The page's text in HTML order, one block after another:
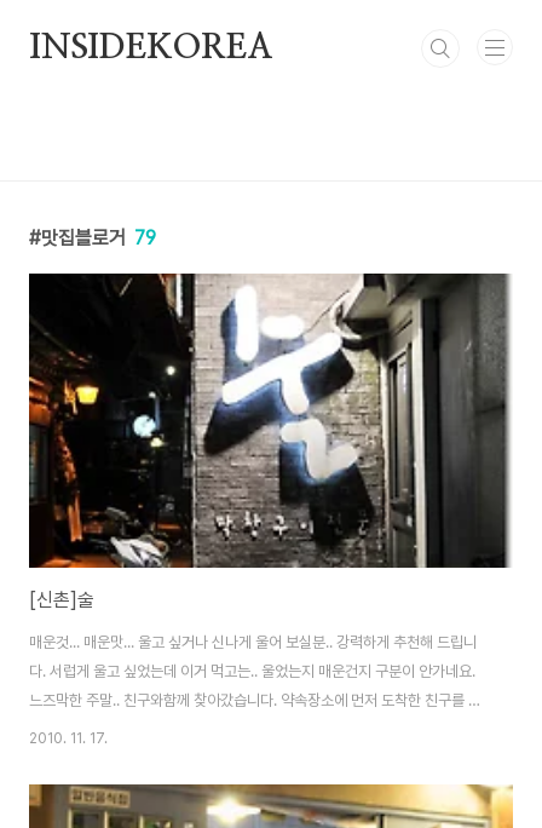
INSIDEKOREA
맛집블로거 79
[신촌]술
매운것... 매운맛... 울고 싶거나 신나게 울어 보실분.. 강력하게 추천해 드립니
다. 서럽게 울고 싶었는데 이거 먹고는.. 울었는지 매운건지 구분이 안가네요.
느즈막한 주말.. 친구와함께 찾아갔습니다. 약속장소에 먼저 도착한 친구를 꼬
드셔서 찾아갔습니다. 주변의 체인점이 있으나.. 은근히 기대를 하고 갔습니다.
다.. 우선.. 벌것게 나온.. 흐미~ 냄새만 맡아도 맵습니다. 아니 입안에서 불나옵
니다. 용가리같습니다. 도저히 매워서 안되것다 싶어서... 계란말이를 하나 시켰
2010. 11. 17.